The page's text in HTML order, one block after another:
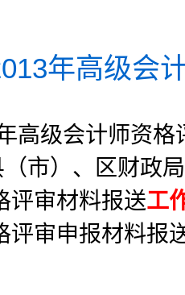
年高级会
高级会计师资格
（市）、区财
评审材料报送工
评审申报材料报